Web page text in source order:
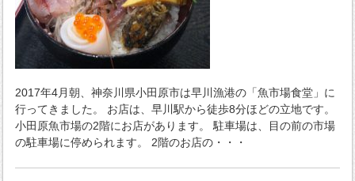
2017年4月朝、神奈川県小田原市は早川漁港の「魚市場食堂」に
行ってきました。 お店は、早川駅から徒歩8分ほどの立地です。
小田原魚市場の2階にお店があります。 駐車場は、目の前の市場
の駐車場に停められます。 2階のお店の・・・